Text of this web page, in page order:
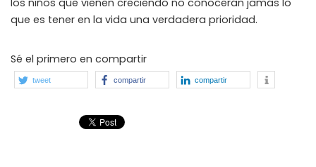
los niños que vienen creciendo no conocerán jamás lo
que es tener en la vida una verdadera prioridad.
Sé el primero en compartir
tweet compartir compartir